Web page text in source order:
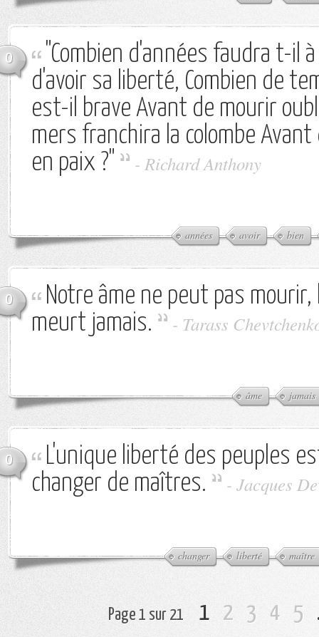
0
"Combien d'années faudra t-il
d'avoir sa liberté, Combien de
est-il brave Avant de mourir
mers franchira la colombe
en paix ?"
- Richard Anthony
années avoir bien
0
Notre âme ne peut pas
meurt jamais.
- Tarass
âme jamais
0
L'unique liberté des peuples
changer de maîtres.
- Jacques
changer liberté maître
Page 1 sur 21 1 2 3 4 5